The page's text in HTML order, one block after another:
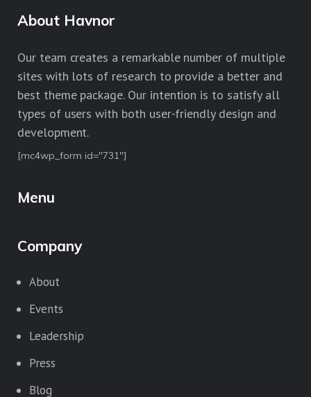
About Havnor
Our team creates a remarkable number of multiple
sites with lots of research to provide a better and
best theme package. Our intention is to satisfy all
types of users with both user-friendly design and
development.
[mc4wp_form id="731"]
Menu
Company
About
Events
Leadership
Press
Blog